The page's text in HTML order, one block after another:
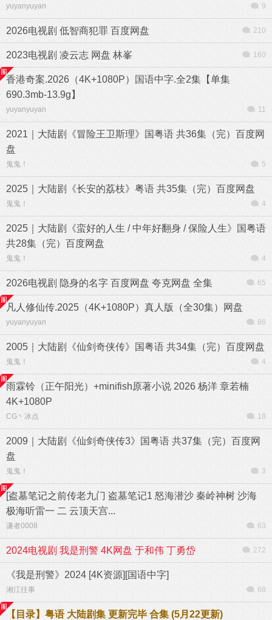
yuyanyuyan 9
2026电视剧 低智商犯罪 百度网盘 210
2023电视剧 凌云志 网盘 林峯 160
香港奇案.2026（4K+1080P）国语中字.全2集【单集
690.3mb-13.9g】
yuyanyuyan 11
2021｜大陆剧《冒险王卫斯理》国粤语 共36集（完）百度网
盘
鬼鬼！ 5
2025｜大陆剧《长安的荔枝》粤语 共35集（完）百度网盘
鬼鬼！ 4
2025｜大陆剧《蛮好的人生 / 中年好翻身 / 保险人生》国粤语
共28集（完）百度网盘
鬼鬼！ 4
2026电视剧 隐身的名字 百度网盘 夸克网盘 全集 65
凡人修仙传.2025（4K+1080P）真人版（全30集）网盘
yuyanyuyan 86
2005｜大陆剧《仙剑奇侠传》国粤语 共34集（完）百度网盘
鬼鬼！ 4
雨霖铃（正午阳光）+minifish原著小说 2026 杨洋 章若楠
4K+1080P
CG丶冰点 18
2009｜大陆剧《仙剑奇侠传3》国粤语 共37集（完）百度网
盘
鬼鬼！ 3
[盗墓笔记之前传老九门 盗墓笔记1 怒海潜沙 秦岭神树 沙海
极海听雷一 二 云顶天宫...
谦者0008 63
2024电视剧 我是刑警 4K网盘 于和伟 丁勇岱 272
《我是刑警》2024 [4K资源][国语中字]
湘江往事 68
【目录】粤语 大陆剧集 更新完毕 合集 (5月22更新)